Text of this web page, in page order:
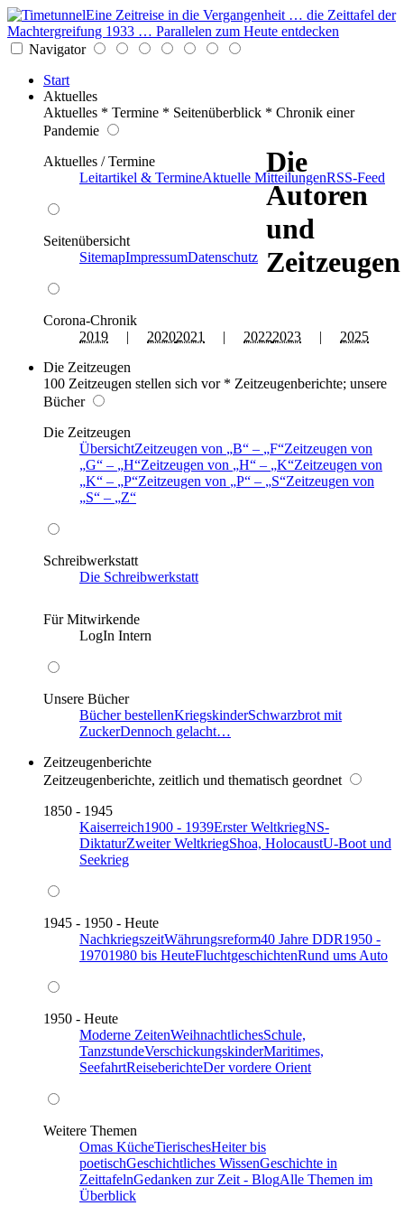
Eine Zeitreise in die Vergangenheit … die Zeittafel der
Machtergreifung 1933 … Parallelen zum Heute entdecken
Navigator
Start
Aktuelles
Aktuelles * Termine * Seitenüberblick * Chronik einer
Pandemie
Aktuelles / Termine
Leitartikel & TermineAktuelle MitteilungenRSS-Feed
Seitenübersicht
SitemapImpressumDatenschutz
Corona-Chronik
2019 | 20202021 | 20222023 | 2025
Die Zeitzeugen
100 Zeitzeugen stellen sich vor * Zeitzeugenberichte; unsere
Bücher
Die Zeitzeugen
ÜbersichtZeitzeugen von B – F Zeitzeugen von
G
– H Zeitzeugen von H – K Zeitzeugen von
K
– P Zeitzeugen von P – S Zeitzeugen von
S
– Z
Schreibwerkstatt
Die Schreibwerkstatt
Für Mitwirkende
LogIn Intern
Unsere Bücher
Bücher bestellenKriegskinderSchwarzbrot mit
ZuckerDennoch gelacht…
Zeitzeugenberichte
Zeitzeugenberichte, zeitlich und thematisch geordnet
1850 - 1945
Kaiserreich1900 - 1939Erster WeltkriegNS-
DiktaturZweiter WeltkriegShoa, HolocaustU-Boot und
Seekrieg
1945 - 1950 - Heute
NachkriegszeitWährungsreform40 Jahre DDR1950 -
19701980 bis HeuteFluchtgeschichtenRund ums Auto
1950 - Heute
Moderne ZeitenWeihnachtlichesSchule,
TanzstundeVerschickungskinderMaritimes,
SeefahrtReiseberichteDer vordere Orient
Weitere Themen
Omas KücheTierischesHeiter bis
poetischGeschichtliches WissenGeschichte in
ZeittafelnGedanken zur Zeit - BlogAlle Themen im
Überblick
Die
Autoren
und
Zeitzeugen